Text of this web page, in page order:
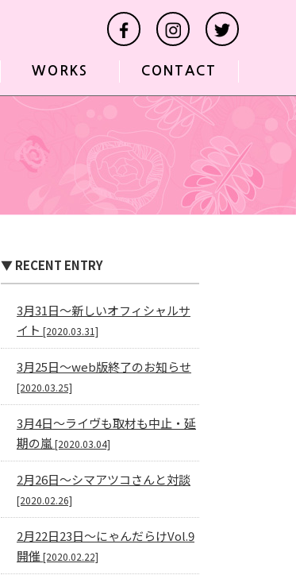
WORKS CONTACT
▼ RECENT ENTRY
3月31日〜新しいオフィシャルサ
イト [2020.03.31]
3月25日〜web版終了のお知らせ
[2020.03.25]
3月4日〜ライヴも取材も中止・延
期の嵐[2020.03.04]
2月26日〜シマアツコさんと対談
[2020.02.26]
2月22日23日〜にゃんだらけVol.9
開催[2020.02.22]